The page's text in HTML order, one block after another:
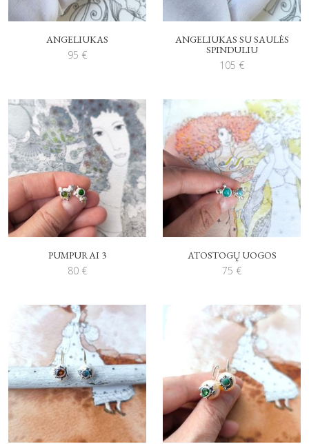
ANGELIUKAS
95 €
ANGELIUKAS SU SAULĖS
SPINDULIU
105 €
PUMPURAI 3
80 €
ATOSTOGŲ UOGOS
75 €